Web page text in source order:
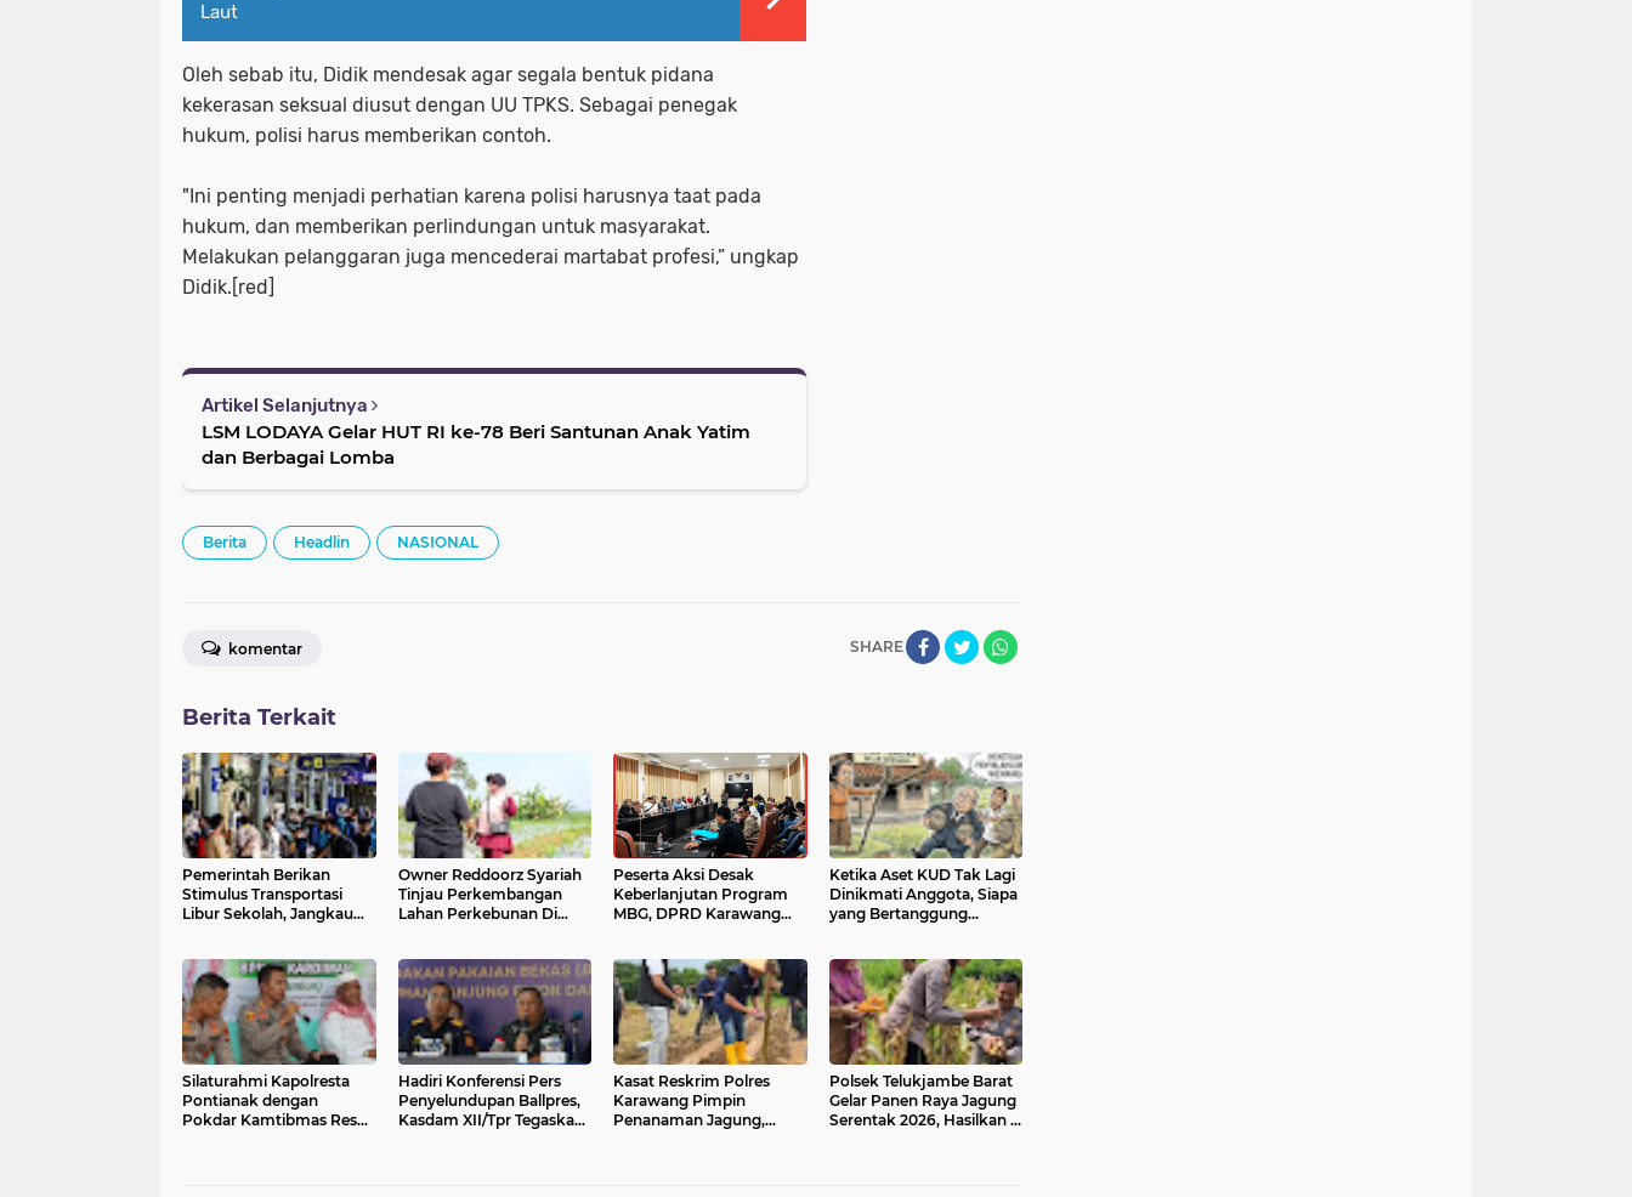
Laut
Oleh sebab itu, Didik mendesak agar segala bentuk pidana
kekerasan seksual diusut dengan UU TPKS. Sebagai penegak
hukum, polisi harus memberikan contoh.
"Ini penting menjadi perhatian karena polisi harusnya taat pada
hukum, dan memberikan perlindungan untuk masyarakat.
Melakukan pelanggaran juga mencederai martabat profesi,” ungkap
Didik.[red]
Artikel Selanjutnya
LSM LODAYA Gelar HUT RI ke-78 Beri Santunan Anak Yatim
dan Berbagai Lomba
Berita Headlin NASIONAL
SHARE
komentar
Berita Terkait
Pemerintah Berikan
Stimulus Transportasi
Libur Sekolah, Jangkau
Owner Reddoorz Syariah
Tinjau Perkembangan
Lahan Perkebunan Di
Peserta Aksi Desak
Keberlanjutan Program
MBG, DPRD Karawang
Ketika Aset KUD Tak Lagi
Dinikmati Anggota, Siapa
yang Bertanggung
Silaturahmi Kapolresta
Pontianak dengan
Pokdar Kamtibmas Resor
Hadiri Konferensi Pers
Penyelundupan Ballpres,
Kasdam XII/Tpr Tegaskan
Kasat Reskrim Polres
Karawang Pimpin
Penanaman Jagung,
Polsek Telukjambe Barat
Gelar Panen Raya Jagung
Serentak 2026, Hasilkan 5